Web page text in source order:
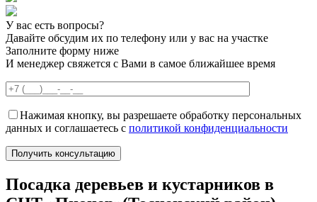
У вас есть вопросы?
Давайте обсудим их по телефону или у вас на участке
Заполните форму ниже
И менеджер свяжется с Вами в самое ближайшее время
Нажимая кнопку, вы разрешаете обработку персональных
данных и соглашаетесь с политикой конфиденциальности
Посадка деревьев и кустарников в